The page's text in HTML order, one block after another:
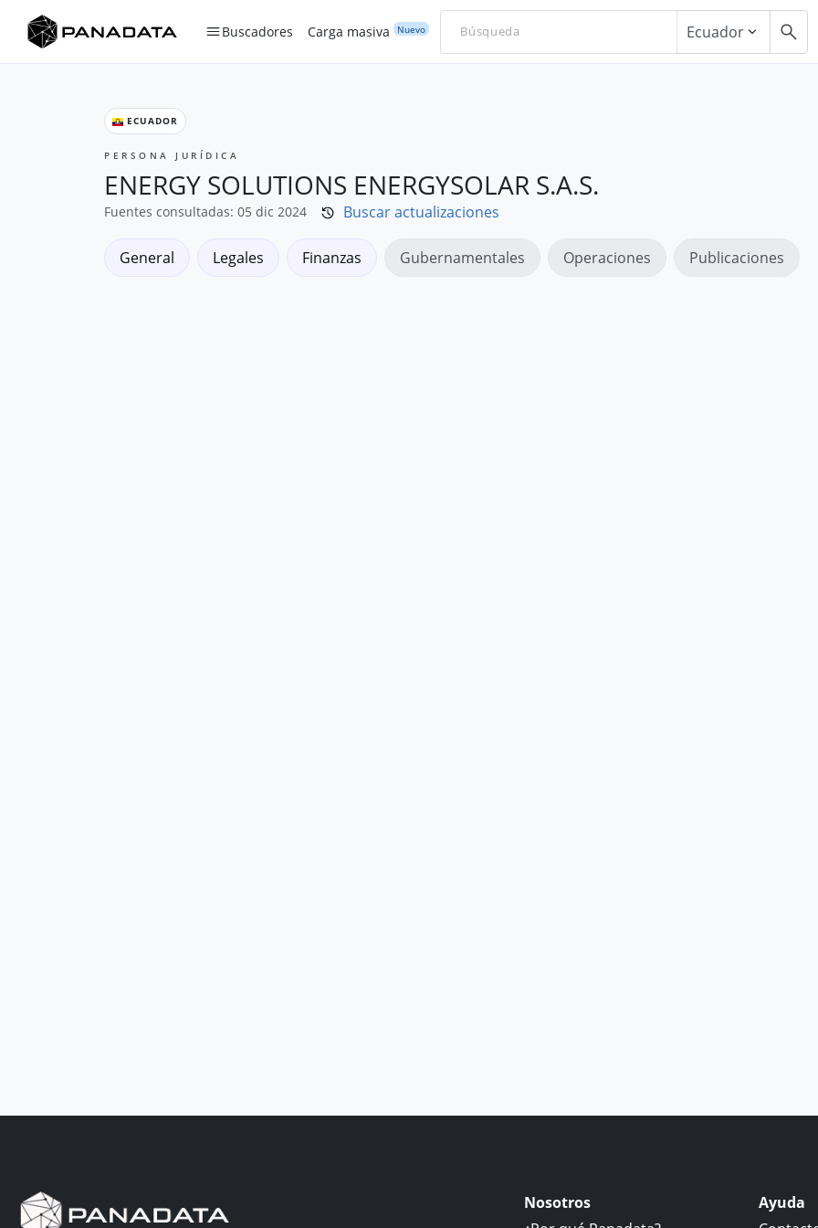
Buscadores Carga masiva Nuevo Ecuador
ECUADOR
PERSONA JURÍDICA
ENERGY SOLUTIONS ENERGYSOLAR S.A.S.
Fuentes consultadas: 05 dic 2024 Buscar actualizaciones
General Legales Finanzas Gubernamentales Operaciones Publicaciones
Nosotros
Ayuda